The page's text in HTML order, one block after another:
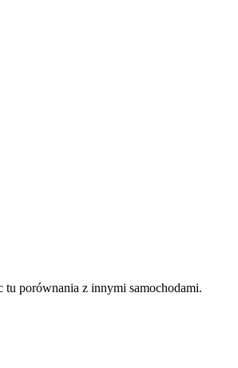
porównania z innymi samochodami.